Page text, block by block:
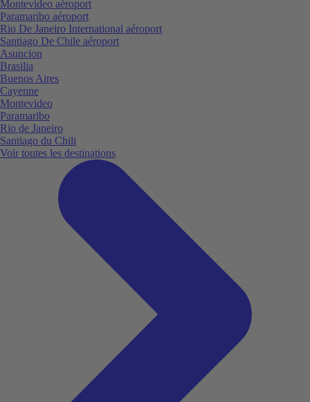
Montevideo aéroport
Paramaribo aéroport
Rio De Janeiro International aéroport
Santiago De Chile aéroport
Asuncion
Brasilia
Buenos Aires
Cayenne
Montevideo
Paramaribo
Rio de Janeiro
Santiago du Chili
Voir toutes les destinations